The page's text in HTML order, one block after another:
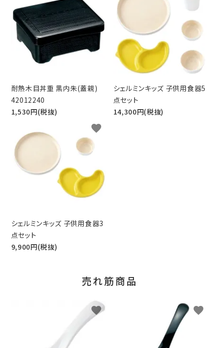
耐熱木目丼重 黒内朱(蓋親)
42012240
1,530円(税抜)
シェルミンキッズ 子供用食器5
点セット
14,300円(税抜)
シェルミンキッズ 子供用食器3
点セット
9,900円(税抜)
favorite
売れ筋商品
favorite favorite